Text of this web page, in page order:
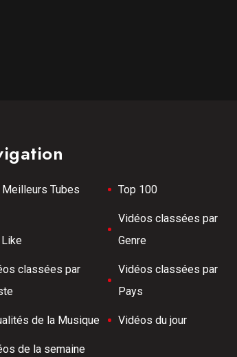
Tubes Top 100
Vidéos classées par
Genre
classées par
Vidéos classées par
Pays
de la Musique Vidéos du jour
de la semaine